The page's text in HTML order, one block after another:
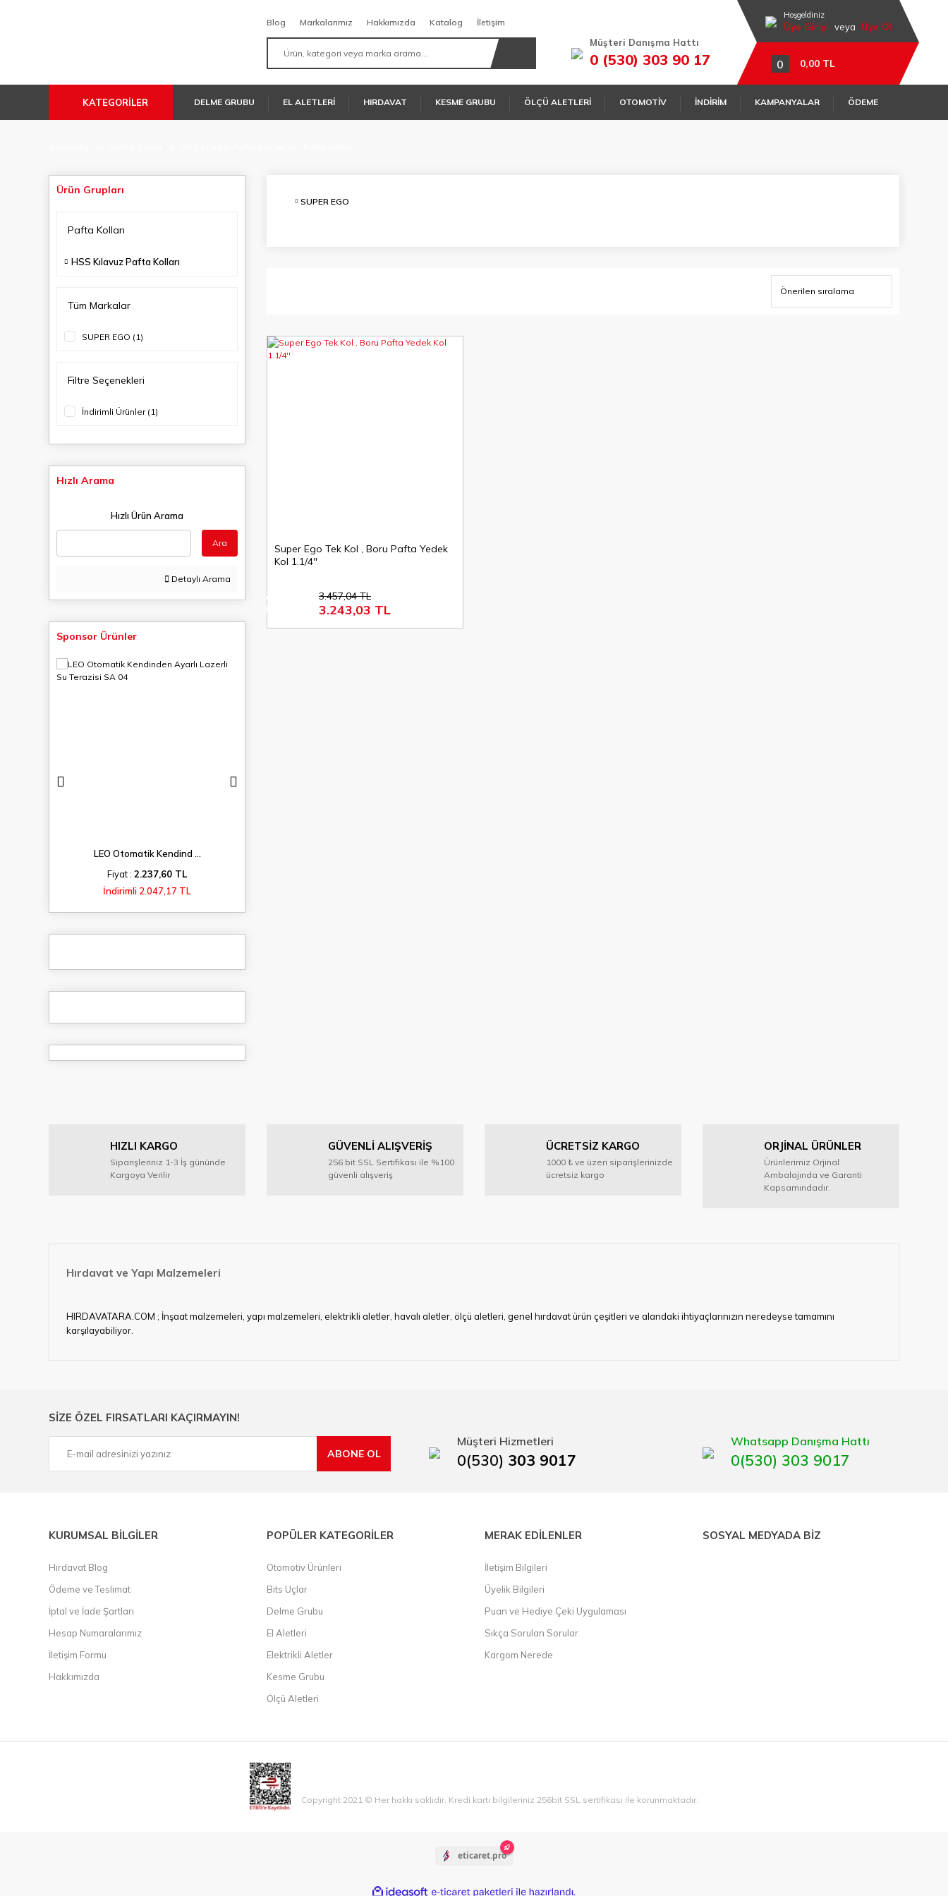
Blog Markalarımız Hakkımızda Katalog İletişim
Müşteri Danışma Hattı
0 (530) 303 90 17
Hoşgeldiniz
Üye Girişi veya Üye Ol
0 0,00 TL
KATEGORİLER DELME GRUBU EL ALETLERİ HIRDAVAT KESME GRUBU ÖLÇÜ ALETLERİ OTOMOTİV İNDİRİM KAMPANYALAR ÖDEME
Ürün Grupları
Pafta Kolları
HSS Kılavuz Pafta Kolları
Tüm Markalar
SUPER EGO (1)
Filtre Seçenekleri
İndirimli Ürünler (1)
Hızlı Arama
Hızlı Ürün Arama
Ara
Detaylı Arama
Sponsor Ürünler
LEO Otomatik Kendind ...
Fiyat : 2.237,60 TL
İndirimli 2.047,17 TL
SUPER EGO
Super Ego Tek Kol , Boru Pafta Yedek
Kol 1.1/4''
%6
indirim
3.457,04 TL
3.243,03 TL
HIZLI KARGO
Siparişleriniz 1-3 İş gününde
Kargoya Verilir
GÜVENLİ ALIŞVERİŞ
256 bit SSL Sertifikası ile %100
güvenli alışveriş
ÜCRETSİZ KARGO
1000 ₺ ve üzeri siparişlerinizde
ücretsiz kargo
ORJİNAL ÜRÜNLER
Ürünlerimiz Orjinal
Ambalajında ve Garanti
Kapsamındadır.
Hırdavat ve Yapı Malzemeleri
HIRDAVATARA.COM ; İnşaat malzemeleri, yapı malzemeleri, elektrikli aletler, havalı aletler, ölçü aletleri, genel hırdavat ürün çeşitleri ve alandaki ihtiyaçlarınızın neredeyse tamamını
karşılayabiliyor.
çelik cetvel, tel fırça, kalem havya, karot uç, pafta takımları, boru kesiciler, çektirme, kablo makası, pürmüz, lazerli mesafe ölçme.
SİZE ÖZEL FIRSATLARI KAÇIRMAYIN!
ABONE OL
Müşteri Hizmetleri
0(530) 303 9017
Whatsapp Danışma Hattı
0(530) 303 9017
KURUMSAL BİLGİLER
Hırdavat Blog
Ödeme ve Teslimat
İptal ve İade Şartları
Hesap Numaralarımız
İletişim Formu
Hakkımızda
POPÜLER KATEGORİLER
Otomotiv Ürünleri
Bits Uçlar
Delme Grubu
El Aletleri
Elektrikli Aletler
Kesme Grubu
Ölçü Aletleri
MERAK EDİLENLER
İletişim Bilgileri
Üyelik Bilgileri
Puan ve Hediye Çeki Uygulaması
Sıkça Sorulan Sorular
Kargom Nerede
SOSYAL MEDYADA BİZ
Copyright 2021 © Her hakkı saklıdır. Kredi kartı bilgileriniz 256bit SSL sertifikası ile korunmaktadır.
eticaret.pro
ideasoft e-